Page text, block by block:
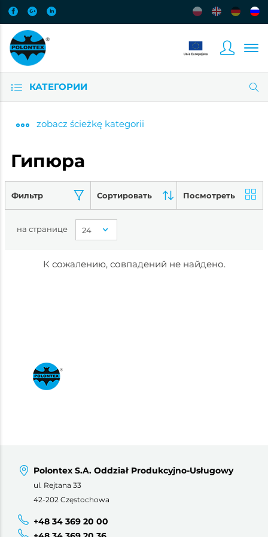
КАТЕГОРИИ
zobacz ścieżkę kategorii
Гипюра
Фильтр Сортировать Посмотреть
на странице
К сожалению, совпадений не найдено.
Polontex S.A. Oddział Produkcyjno-Usługowy
ul. Rejtana 33
42-202 Częstochowa
+48 34 369 20 00